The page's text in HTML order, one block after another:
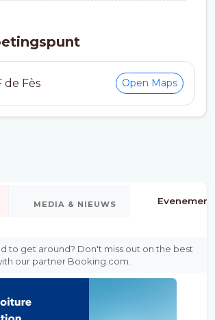
de Fès Open Maps
MEDIA & NIEUWS
to get around? Don't miss out on the best
our partner Booking.com.